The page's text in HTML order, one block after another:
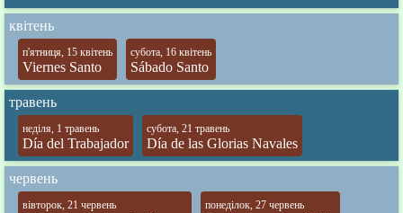
квітень
п'ятниця, 15 квітень
Viernes Santo
субота, 16 квітень
Sábado Santo
травень
неділя, 1 травень
Día del Trabajador
субота, 21 травень
Día de las Glorias Navales
червень
вівторок, 21 червень понеділок, 27 червень